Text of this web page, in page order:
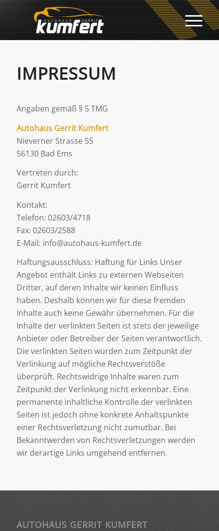
IMPRESSUM
Angaben gemäß § 5 TMG
Autohaus Gerrit Kumfert
Nieverner Strasse 55
56130 Bad Ems
Vertreten durch:
Gerrit Kumfert
Kontakt:
Telefon: 02603/4718
Fax: 02603/2588
E-Mail: info@autohaus-kumfert.de
Haftungsausschluss: Haftung für Links Unser
Angebot enthält Links zu externen Webseiten
Dritter, auf deren Inhalte wir keinen Einfluss
haben. Deshalb können wir für diese fremden
Inhalte auch keine Gewähr übernehmen. Für die
Inhalte der verlinkten Seiten ist stets der jeweilige
Anbieter oder Betreiber der Seiten verantwortlich.
Die verlinkten Seiten wurden zum Zeitpunkt der
Verlinkung auf mögliche Rechtsverstöße
überprüft. Rechtswidrige Inhalte waren zum
Zeitpunkt der Verlinkung nicht erkennbar. Eine
permanente inhaltliche Kontrolle der verlinkten
Seiten ist jedoch ohne konkrete Anhaltspunkte
einer Rechtsverletzung nicht zumutbar. Bei
Bekanntwerden von Rechtsverletzungen werden
wir derartige Links umgehend entfernen.
AUTOHAUS GERRIT KUMFERT